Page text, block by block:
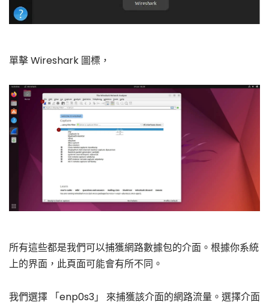
單擊 Wireshark 圖標，
所有這些都是我們可以捕獲網路數據包的介面。根據你系統
上的界面，此頁面可能會有所不同。
我們選擇 「enp0s3」 來捕獲該介面的網路流量。選擇介面